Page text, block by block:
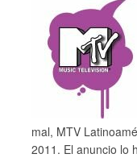
mal, MTV
2011. El anuncio lo